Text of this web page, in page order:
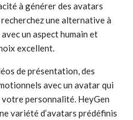
à générer des avatars
une alternative à
un aspect humain et
excellent.
de présentation, des
avec un avatar qui
personnalité. HeyGen
variété d’avatars prédéfinis